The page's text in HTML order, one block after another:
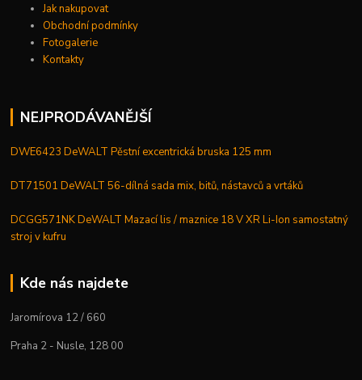
Jak nakupovat
Obchodní podmínky
Fotogalerie
Kontakty
NEJPRODÁVANĚJŠÍ
DWE6423 DeWALT Pěstní excentrická bruska 125 mm
DT71501 DeWALT 56-dílná sada mix, bitů, nástavců a vrtáků
DCGG571NK DeWALT Mazací lis / maznice 18 V XR Li-Ion samostatný
stroj v kufru
Kde nás najdete
Jaromírova 12 / 660
Praha 2 - Nusle, 128 00